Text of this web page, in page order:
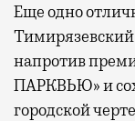
Еще одно
напротив
ПАРКВЬЮ» и
городской